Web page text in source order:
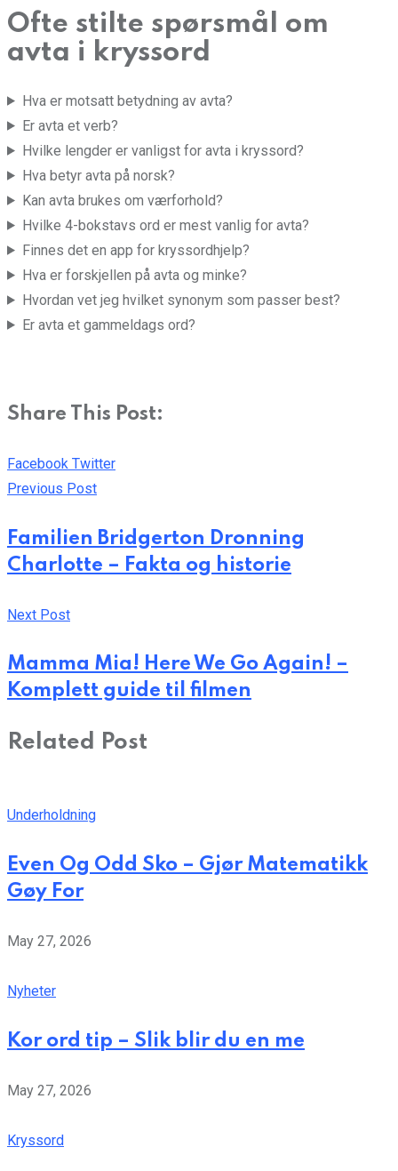
Ofte stilte spørsmål om
avta i kryssord
Hva er motsatt betydning av avta?
Er avta et verb?
Hvilke lengder er vanligst for avta i kryssord?
Hva betyr avta på norsk?
Kan avta brukes om værforhold?
Hvilke 4-bokstavs ord er mest vanlig for avta?
Finnes det en app for kryssordhjelp?
Hva er forskjellen på avta og minke?
Hvordan vet jeg hvilket synonym som passer best?
Er avta et gammeldags ord?
Share This Post:
Facebook TwitterPinterest
Whatsapp
Cloud
StumbleUpon
Print
Share
Previous Post
Familien Bridgerton Dronning
Charlotte – Fakta og historie
Next Post
Mamma Mia! Here We Go Again! –
Komplett guide til filmen
Related Post
Underholdning
Even Og Odd Sko – Gjør Matematikk
Gøy For
May 27, 2026
Nyheter
Kor ord tip – Slik blir du en me
May 27, 2026
Kryssord